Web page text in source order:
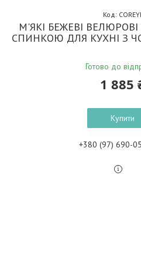
М'ЯКІ БЕЖЕВІ ВЕЛЮРОВІ
СПИНКОЮ ДЛЯ КУХНІ З
Готово до
Код:
1 885
Купити
+380 (97) 690-